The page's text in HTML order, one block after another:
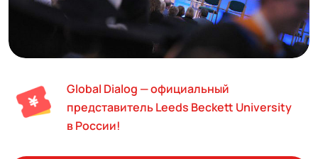
Global Dialog — официальный
представитель Leeds Beckett University
в России!